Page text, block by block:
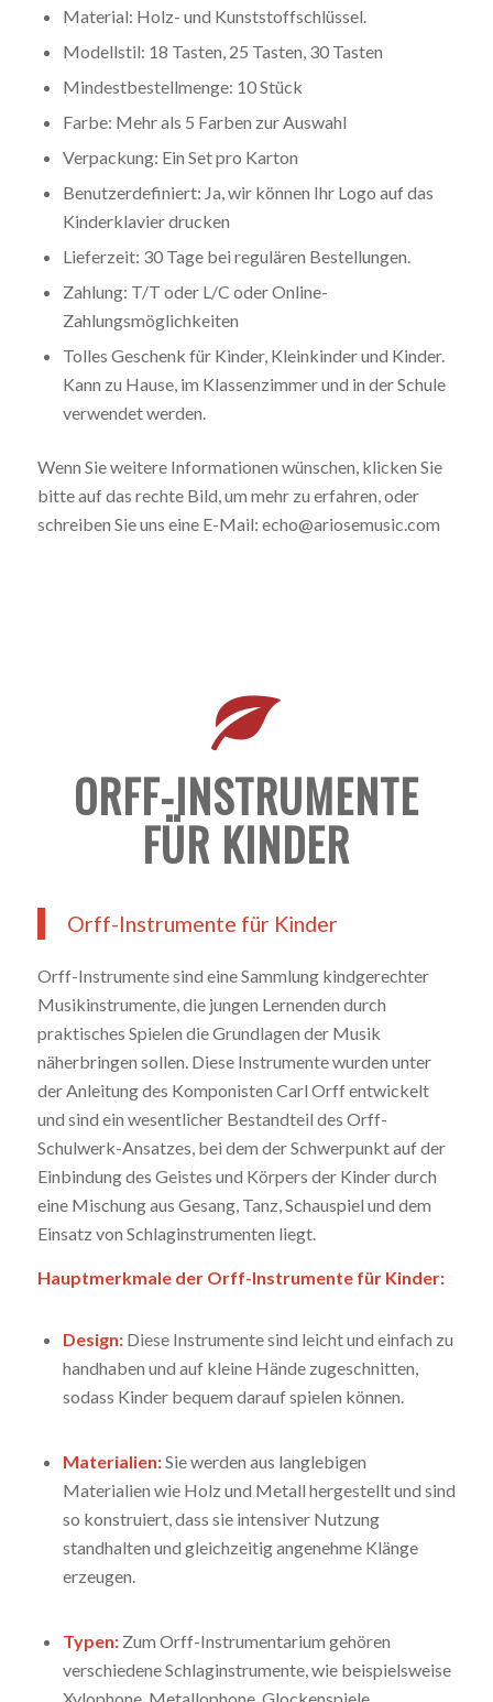
Material: Holz- und Kunststoffschlüssel.
Modellstil: 18 Tasten, 25 Tasten, 30 Tasten
Mindestbestellmenge: 10 Stück
Farbe: Mehr als 5 Farben zur Auswahl
Verpackung: Ein Set pro Karton
Benutzerdefiniert: Ja, wir können Ihr Logo auf das
Kinderklavier drucken
Lieferzeit: 30 Tage bei regulären Bestellungen.
Zahlung: T/T oder L/C oder Online-
Zahlungsmöglichkeiten
Tolles Geschenk für Kinder, Kleinkinder und Kinder.
Kann zu Hause, im Klassenzimmer und in der Schule
verwendet werden.
Wenn Sie weitere Informationen wünschen, klicken Sie
bitte auf das rechte Bild, um mehr zu erfahren, oder
schreiben Sie uns eine E-Mail: echo@ariosemusic.com
ORFF-INSTRUMENTE
FÜR KINDER
Orff-Instrumente für Kinder
Orff-Instrumente sind eine Sammlung kindgerechter
Musikinstrumente, die jungen Lernenden durch
praktisches Spielen die Grundlagen der Musik
näherbringen sollen. Diese Instrumente wurden unter
der Anleitung des Komponisten Carl Orff entwickelt
und sind ein wesentlicher Bestandteil des Orff-
Schulwerk-Ansatzes, bei dem der Schwerpunkt auf der
Einbindung des Geistes und Körpers der Kinder durch
eine Mischung aus Gesang, Tanz, Schauspiel und dem
Einsatz von Schlaginstrumenten liegt.
Hauptmerkmale der Orff-Instrumente für Kinder:
Design:Diese Instrumente sind leicht und einfach zu
handhaben und auf kleine Hände zugeschnitten,
sodass Kinder bequem darauf spielen können.
Materialien:Sie werden aus langlebigen
Materialien wie Holz und Metall hergestellt und sind
so konstruiert, dass sie intensiver Nutzung
standhalten und gleichzeitig angenehme Klänge
erzeugen.
Typen:Zum Orff-Instrumentarium gehören
verschiedene Schlaginstrumente, wie beispielsweise